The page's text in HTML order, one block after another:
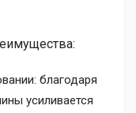
благодаря
усиливается